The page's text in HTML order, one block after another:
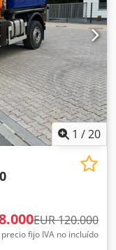
1 /20
EUR 120.000
precio fijo IVA no incluído